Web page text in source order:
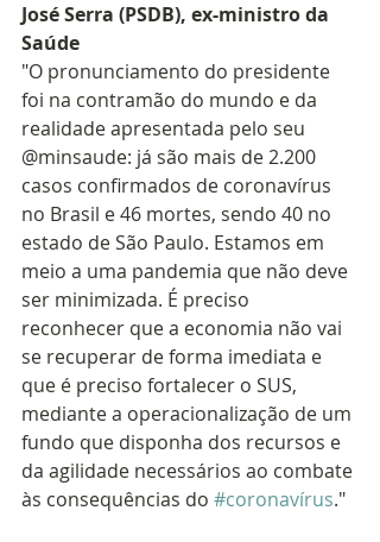
José Serra (PSDB), ex-ministro da
Saúde
"O pronunciamento do presidente
foi na contramão do mundo e da
realidade apresentada pelo seu
@minsaude: já são mais de 2.200
casos confirmados de coronavírus
no Brasil e 46 mortes, sendo 40 no
estado de São Paulo. Estamos em
meio a uma pandemia que não deve
ser minimizada. É preciso
reconhecer que a economia não vai
se recuperar de forma imediata e
que é preciso fortalecer o SUS,
mediante a operacionalização de um
fundo que disponha dos recursos e
da agilidade necessários ao combate
às consequências do #coronavírus."